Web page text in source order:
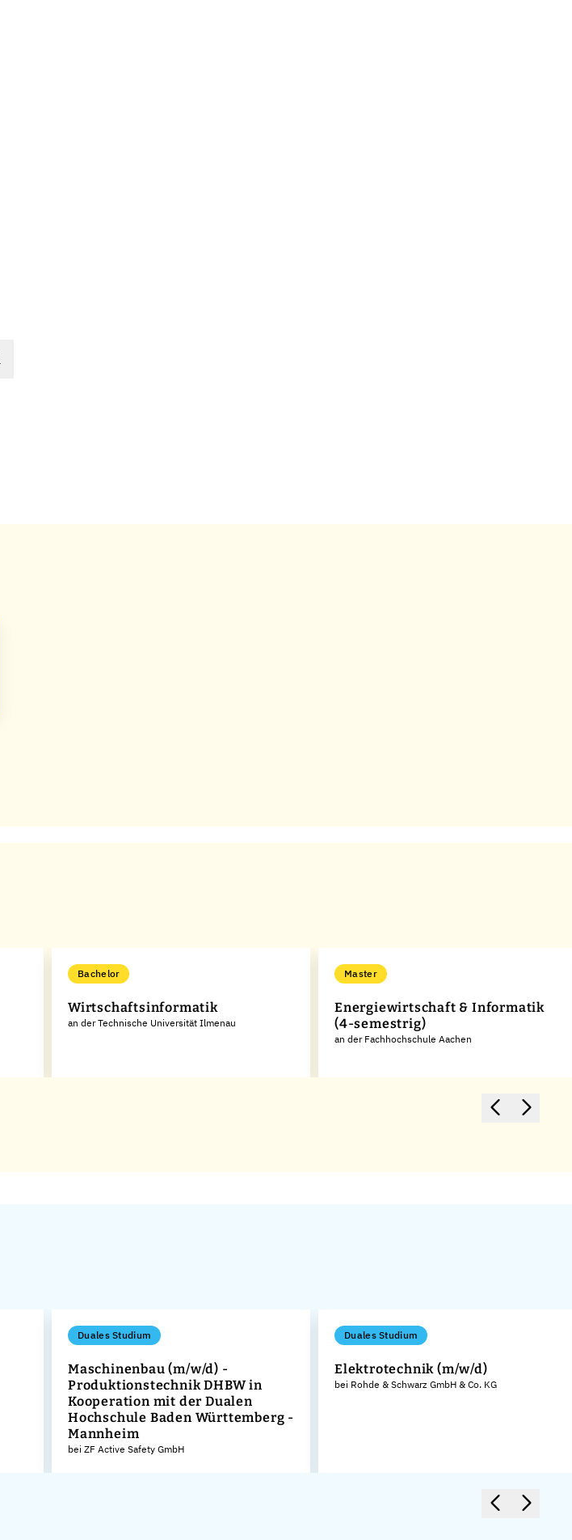
Bachelor
Wirtschaftsinformatik
an der Technische Universität Ilmenau
Master
Energiewirtschaft & Informatik
(4-semestrig)
an der Fachhochschule Aachen
Duales Studium
Maschinenbau (m/w/d) -
Produktionstechnik DHBW in
Kooperation mit der Dualen
Hochschule Baden Württemberg -
Mannheim
bei ZF Active Safety GmbH
Duales Studium
Elektrotechnik (m/w/d)
bei Rohde & Schwarz GmbH & Co. KG